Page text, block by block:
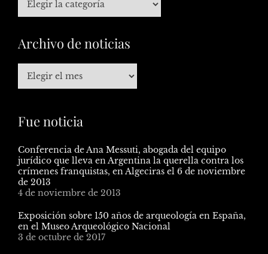
Archivo de noticias
Fue noticia
Conferencia de Ana Messuti, abogada del equipo
jurídico que lleva en Argentina la querella contra los
crímenes franquistas, en Algeciras el 6 de noviembre
de 2013
4 de noviembre de 2013
Exposición sobre 150 años de arqueología en España,
en el Museo Arqueológico Nacional
3 de octubre de 2017